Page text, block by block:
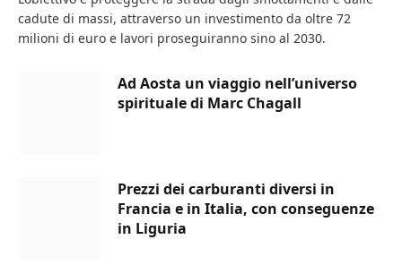
cadute di massi, attraverso un investimento da oltre 72
milioni di euro e lavori proseguiranno sino al 2030.
Ad Aosta un viaggio nell’universo
spirituale di Marc Chagall
Prezzi dei carburanti diversi in
Francia e in Italia, con conseguenze
in Liguria